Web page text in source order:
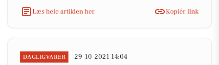
Læs hele artiklen her
Kopiér link
DAGLIGVARER 29-10-2021 14:04